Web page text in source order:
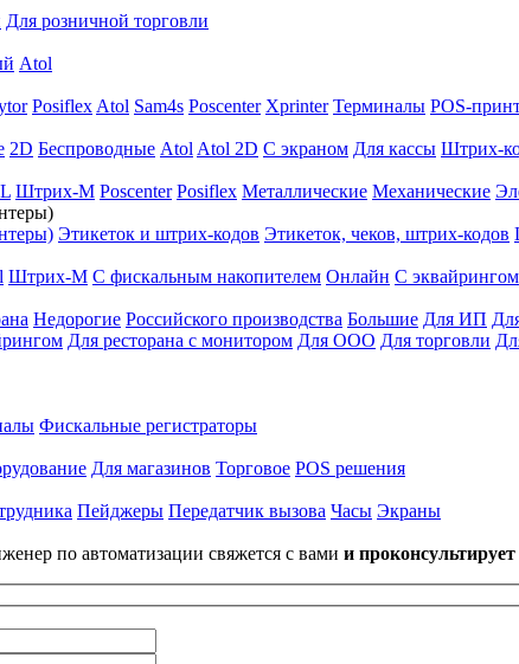
Для розничной торговли
Atol
Posiflex Atol Sam4s Poscenter Xprinter Терминалы POS-
2D Беспроводные Atol Atol 2D С экраном Для кассы Штрих-
Штрих-М Poscenter Posiflex Металлические Механические
Этикеток и штрих-кодов Этикеток, чеков, штрих-кодов
Штрих-М С фискальным накопителем Онлайн С эквайрингом
Недорогие Российского производства Большие Для ИП
Для ресторана с монитором Для ООО Для торговли
Фискальные регистраторы
Для магазинов Торговое POS решения
Пейджеры Передатчик вызова Часы Экраны
по автоматизации свяжется с вами и